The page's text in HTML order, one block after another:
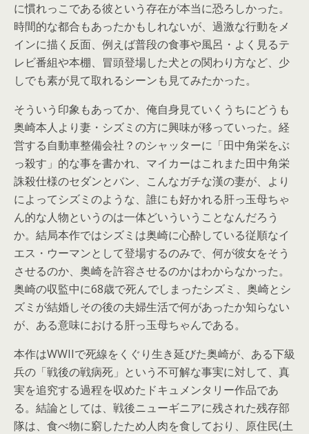
に慣れっこである彼という存在が本当に恐ろしかった。
時間的な都合もあったかもしれないが、過激な行動をメ
インに描く反面、例えば普段の食事や風呂・よく見るテ
レビ番組や本棚、冒頭登場した犬との関わり方など、少
しでも素が見て取れるシーンも見てみたかった。
そういう印象もあってか、俺自身見ていくうちにどうも
奥崎本人より妻・シズミの方に興味が移っていった。経
営する自動車整備会社？のシャッターに「田中角栄をぶ
っ殺す」的な事を書かれ、マイカーはこれまた田中角栄
誅殺仕様のセダンとバン、こんなガチな漢の妻が、より
によってシズミのような、誰にも好かれる肝っ玉母ちゃ
ん的な人物というのは一体どいういうことなんだろう
か。結局本作ではシズミは奥崎に心酔している従順なイ
エス・ウーマンとして登場するのみで、何が彼女をそう
させるのか、奥崎を許容させるのかはわからなかった。
奥崎の収監中に68歳で死んでしまったシズミ、奥崎とシ
ズミが結婚しその後の夫婦生活で何があったか知らない
が、ある意味における肝っ玉母ちゃんである。
本作はWWIIで死線をくぐり生き延びた奥崎が、ある下級
兵の「戦後の戦病死」という不可解な事実に対して、真
実を追究する過程を収めたドキュメンタリー作品であ
る。結論としては、戦後ニューギニアに残された残存部
隊は、食べ物に窮したため人肉を食しており、原住民(土